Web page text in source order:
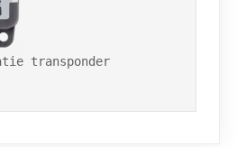
transponder